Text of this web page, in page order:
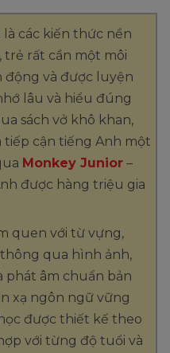
là các kiến thức nền
trẻ rất cần một môi
và được luyện
lâu và hiểu đúng
sách vở khô khan,
cận tiếng Anh một
Monkey Junior –
được hàng triệu gia
quen với từ vựng,
qua hình ảnh,
phát âm chuẩn bản
xạ ngôn ngữ vững
được thiết kế theo
với từng độ tuổi và